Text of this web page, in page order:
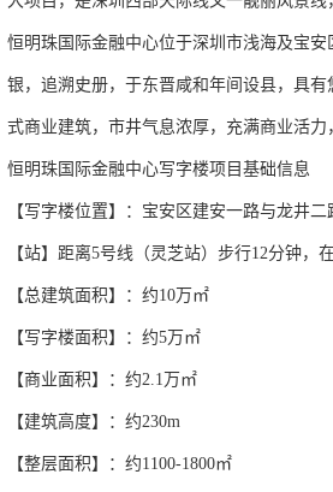
恒明珠国际金融中心位于深圳市浅海及宝
银，追溯史册，于东晋咸和年间设县，具
式商业建筑，市井气息浓厚，充满商业活力
恒明珠国际金融中心写字楼项目基础信息
【写字楼位置】：宝安区建安一路与龙井二
【站】距离5号线（灵芝站）步行12分钟，
【总建筑面积】：约10万㎡
【写字楼面积】：约5万㎡
【商业面积】：约2.1万㎡
【建筑高度】：约230m
【整层面积】：约1100-1800㎡